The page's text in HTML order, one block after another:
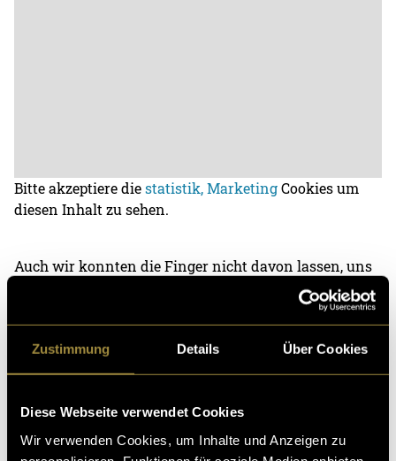
Zustimmung Details Über Cookies
Diese Webseite verwendet Cookies
Wir verwenden Cookies, um Inhalte und Anzeigen zu
Bitte akzeptiere diestatistik, MarketingCookies um
diesen Inhalt zu sehen.
Auch wir konnten die Finger nicht davon lassen, uns
einen kleinen Spass mit den Leuten zu erlauben.
Schnell wurde der Spiess aber umgedreht. Viel Spass
bei «Mic got stolen».